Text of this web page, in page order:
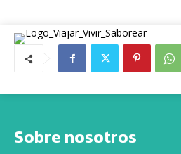
Sobre nosotros